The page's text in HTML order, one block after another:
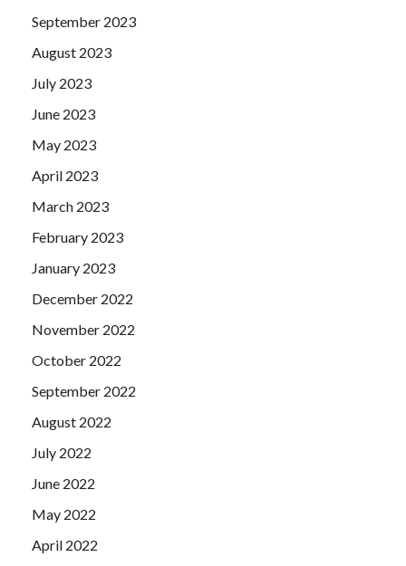
September 2023
August 2023
July 2023
June 2023
May 2023
April 2023
March 2023
February 2023
January 2023
December 2022
November 2022
October 2022
September 2022
August 2022
July 2022
June 2022
May 2022
April 2022